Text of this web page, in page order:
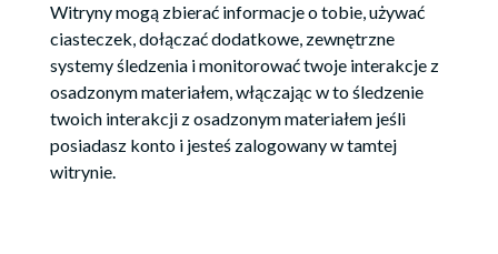
Witryny mogą zbierać informacje o tobie, używać
ciasteczek, dołączać dodatkowe, zewnętrzne
systemy śledzenia i monitorować twoje interakcje z
osadzonym materiałem, włączając w to śledzenie
twoich interakcji z osadzonym materiałem jeśli
posiadasz konto i jesteś zalogowany w tamtej
witrynie.